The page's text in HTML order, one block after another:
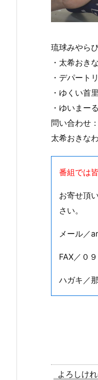
琉球みやら
・太希おき
・デパート
・ゆくい首
・ゆいまー
問い合わせ
太希おきなわ
番組では
お寄せ頂
さい。
メール／
FAX／０
ハガキ／
よろしけ